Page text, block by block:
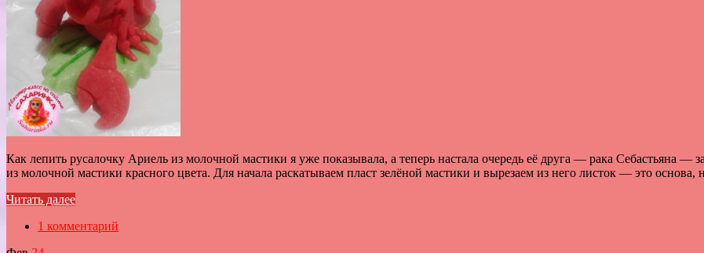
Как лепить русалочку Ариель из молочной мастики я уже показывала, а теперь настала очередь её друга — рака Себастьяна —
из молочной мастики красного цвета. Для начала раскатываем пласт зелёной мастики и вырезаем из него листок — это
Читать далее
1 комментарий